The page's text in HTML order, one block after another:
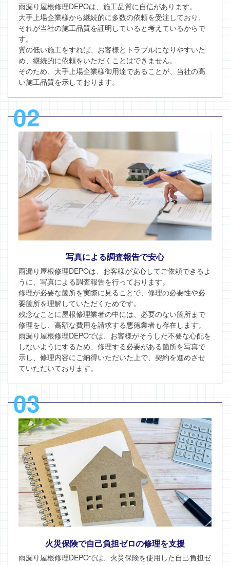
雨漏り屋根修理DEPOは、施工品質に自信があります。
大手上場企業様から継続的に多数の依頼を受注しており、
それが当社の施工品質を証明していると考えているからで
す。
質の低い施工をすれば、お客様とトラブルになりやすいた
め、継続的に依頼をいただくことはできません。
そのため、大手上場企業様御用達であることが、当社の高
い施工品質を示しております。
02
写真による調査報告で安心
雨漏り屋根修理DEPOは、お客様が安心してご依頼できるよ
うに、写真による調査報告を行っております。
修理が必要な箇所を実際に見ることで、修理の必要性や必
要箇所を理解していただくためです。
残念なことに屋根修理業者の中には、必要のない箇所まで
修理をし、高額な費用を請求する悪徳業者も存在します。
雨漏り屋根修理DEPOでは、お客様がそうした不要な心配を
しないようにするため、修理する必要がある箇所を写真で
示し、修理内容にご納得いただいた上で、契約を進めさせ
ていただいております。
03
火災保険で自己負担ゼロの修理を支援
雨漏り屋根修理DEPOでは、火災保険を使用した自己負担ゼ